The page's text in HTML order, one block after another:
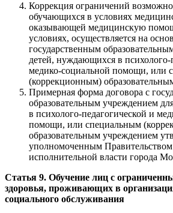
Коррекция ограничений
обучающихся в условиях
оказывающей медицинскую
условиях, осуществляется на
государственным
детей, нуждающихся в психолого-
медико-социальной помощи, или
(коррекционным)
Примерная форма договора с
образовательным учреждением
в психолого-педагогической и
помощи, или специальным
образовательным учреждением
уполномоченным
исполнительной власти города
Статья 9. Обучение лиц с
здоровья, проживающих в
социального обслуживания